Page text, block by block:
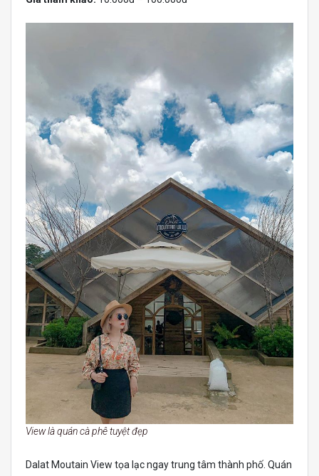
View là quán cà phê tuyệt đẹp
Dalat Moutain View tọa lạc ngay trung tâm thành phố. Quán